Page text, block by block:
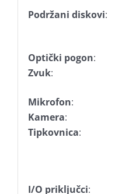
Podržani diskovi:
Optički pogon:
Zvuk:
Mikrofon:
Kamera:
Tipkovnica:
I/O priključci: